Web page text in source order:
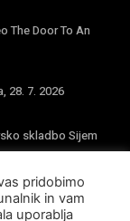
The Door To An
28. 7. 2026
skladbo Sijem
pridobimo
in vam
uporablja